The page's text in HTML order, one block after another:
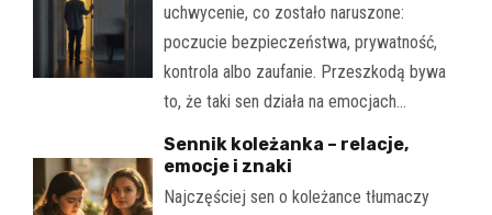
uchwycenie, co zostało naruszone:
poczucie bezpieczeństwa, prywatność,
kontrola albo zaufanie. Przeszkodą bywa
to, że taki sen działa na emocjach…
Sennik koleżanka – relacje,
emocje i znaki
Najczęściej sen o koleżance tłumaczy